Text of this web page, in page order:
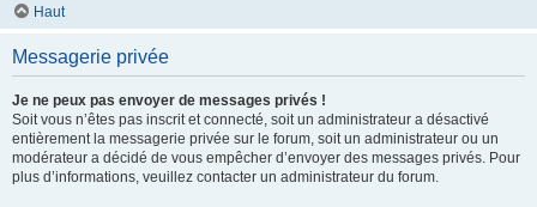
Haut
Messagerie privée
Je ne peux pas envoyer de messages privés !
Soit vous n’êtes pas inscrit et connecté, soit un administrateur a désactivé
entièrement la messagerie privée sur le forum, soit un administrateur ou un
modérateur a décidé de vous empêcher d’envoyer des messages privés. Pour
plus d’informations, veuillez contacter un administrateur du forum.